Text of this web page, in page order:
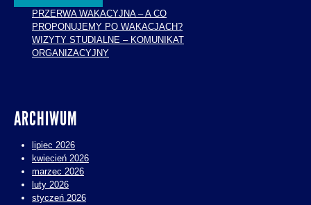
PRZERWA WAKACYJNA – A CO
PROPONUJEMY PO WAKACJACH?
WIZYTY STUDIALNE – KOMUNIKAT
ORGANIZACYJNY
ARCHIWUM
lipiec 2026
kwiecień 2026
marzec 2026
luty 2026
styczeń 2026